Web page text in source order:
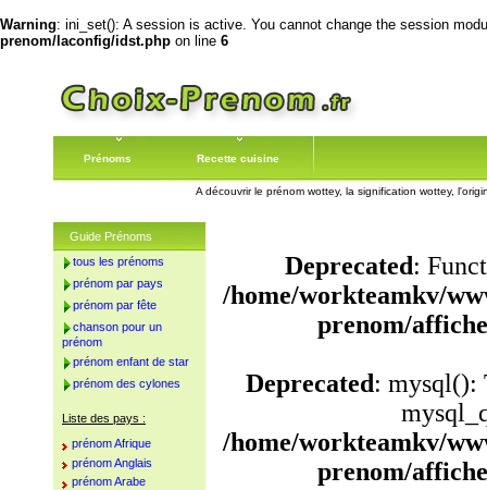
Warning: ini_set(): A session is active. You cannot change the session
prenom/laconfig/idst.php on line 6
Prénoms Recette cuisine
A découvrir le prénom wottey, la signification wottey,
Deprecated:
/home/workteamkv/
prenom/
Deprecated: mysql():
/home/workteamkv/
prenom/
Guide Prénoms
tous les prénoms
prénom par pays
prénom par fête
chanson pour un
prénom
prénom enfant de star
prénom des cylones
Liste des pays :
prénom Afrique
prénom Anglais
prénom Arabe